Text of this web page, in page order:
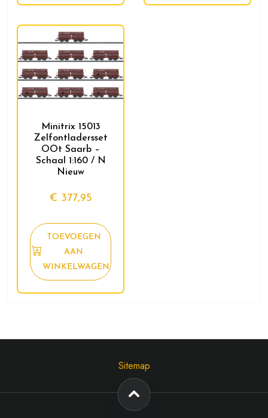
Minitrix 15013
Zelfontladersset
OOt Saarb –
Schaal 1:160 / N
Nieuw
€ 377,95
TOEVOEGEN
AAN
WINKELWAGEN
Sitemap